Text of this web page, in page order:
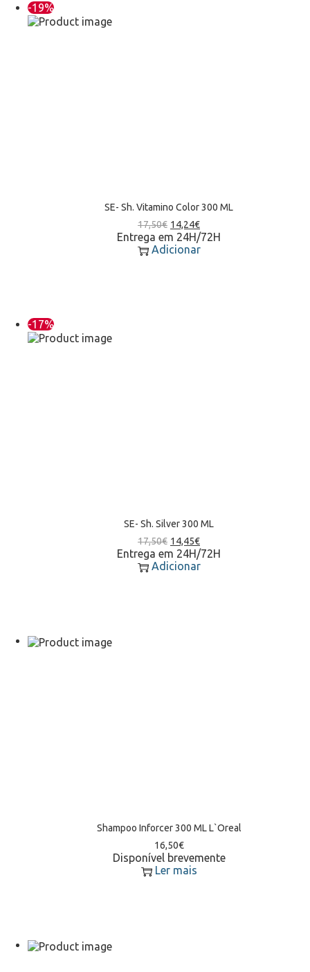
-19%
SE- Sh. Vitamino Color 300 ML
17,50€ 14,24€
Entrega em 24H/72H
Adicionar
-17%
SE- Sh. Silver 300 ML
17,50€ 14,45€
Entrega em 24H/72H
Adicionar
Shampoo Inforcer 300 ML L`Oreal
16,50€
Disponível brevemente
Ler mais